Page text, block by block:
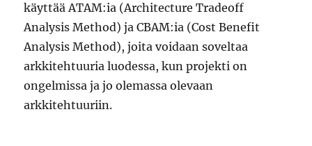
käyttää ATAM:ia (Architecture Tradeoff
Analysis Method) ja CBAM:ia (Cost Benefit
Analysis Method), joita voidaan soveltaa
arkkitehtuuria luodessa, kun projekti on
ongelmissa ja jo olemassa olevaan
arkkitehtuuriin.